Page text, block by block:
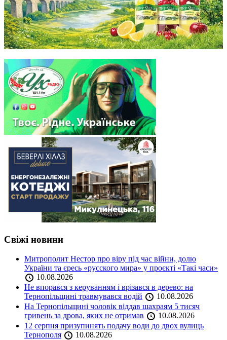
Свіжі новини
Митрополит Нестор про віру під час війни, долю
України та єресь «русского мира» у проєкті «Такі часи»
10.08.2026
Не впорався з керуванням і врізався в дерево: на
Тернопільщині травмувався водій
10.08.2026
На Тернопільщині чоловік віддав шахраям 5 тисяч
гривень за дрова, яких не отримав
10.08.2026
12 серпня призупинять подачу води до двох вулиць
Тернополя
10.08.2026